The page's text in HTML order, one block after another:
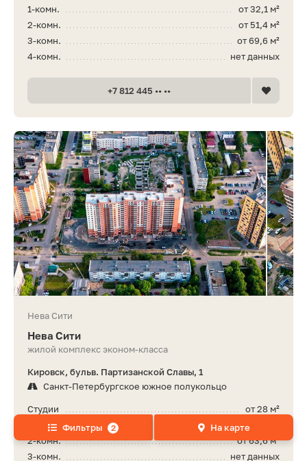
от 32,1 м²
1-комн.
от 51,4 м²
2-комн.
от 69,6 м²
3-комн.
нет данных
4-комн.
+7 812 445 •• ••
Нева Сити
Нева Сити
жилой комплекс эконом-класса
Кировск, бульв. Партизанской Славы, 1
Санкт-Петербургское южное полукольцо
от 28 м²
Студии
от 36 м²
1-комн.
от 63,6 м²
2-комн.
нет данных
3-комн.
Фильтры 2 На карте